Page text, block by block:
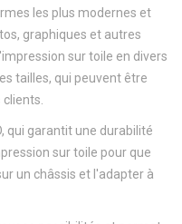
les plus modernes et
graphiques et autres
sur toile en divers
tailles, qui peuvent être
qui garantit une durabilité
sur toile pour que
un châssis et l'adapter à